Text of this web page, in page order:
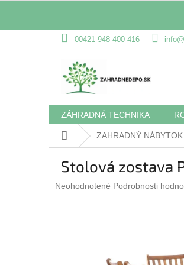
na
00421 948 400 416
ZÁHRADNÁ TECHNIKA
DomovZAHRADNÝ NÁBYTOK
Stolová zostava
Priemerné
Neohodnotené Podrobnosti